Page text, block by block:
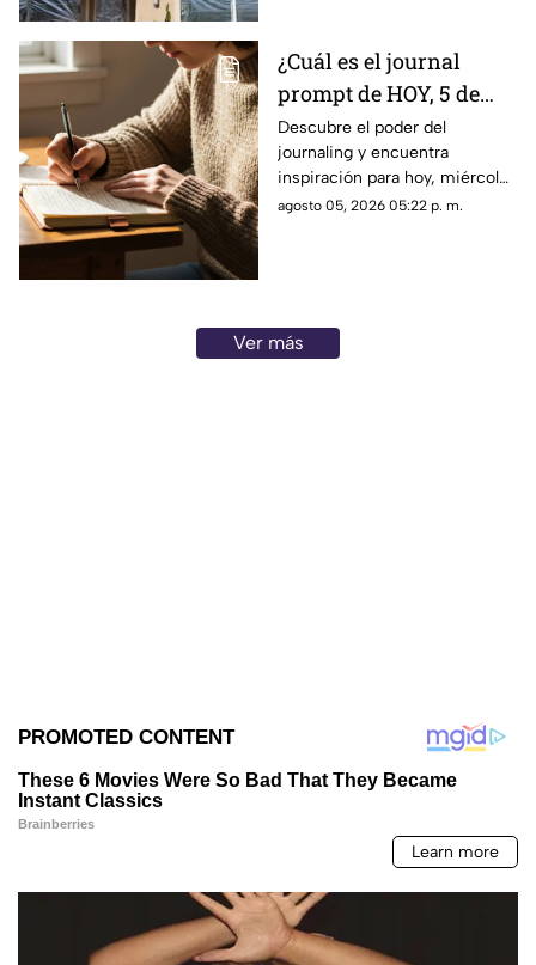
¿Cuál es el journal
prompt de HOY, 5 de
agosto de 2026? Utiliza
este texto para escribir
en tu diario y
reflexionar sobre tu día
Descubre el poder del
journaling y encuentra
inspiración para hoy, miércoles
5 de agosto de 2026. Un
agosto 05, 2026 05:22 p. m.
Ver más